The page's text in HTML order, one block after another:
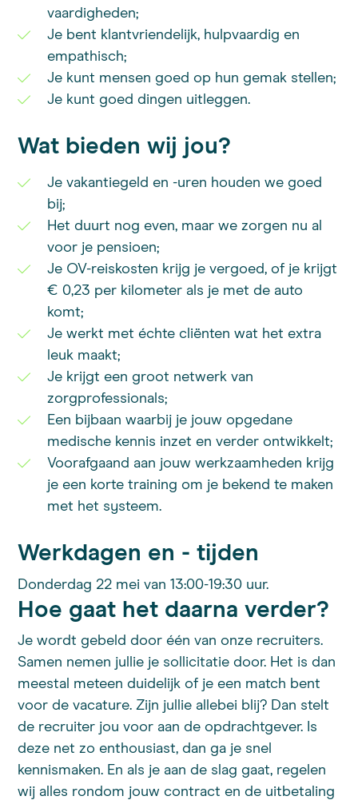
vaardigheden;
Je bent klantvriendelijk, hulpvaardig en
empathisch;
Je kunt mensen goed op hun gemak stellen;
Je kunt goed dingen uitleggen.
Wat bieden wij jou?
Je vakantiegeld en -uren houden we goed
bij;
Het duurt nog even, maar we zorgen nu al
voor je pensioen;
Je OV-reiskosten krijg je vergoed, of je krijgt
€ 0,23 per kilometer als je met de auto
komt;
Je werkt met échte cliënten wat het extra
leuk maakt;
Je krijgt een groot netwerk van
zorgprofessionals;
Een bijbaan waarbij je jouw opgedane
medische kennis inzet en verder ontwikkelt;
Voorafgaand aan jouw werkzaamheden krijg
je een korte training om je bekend te maken
met het systeem.
Werkdagen en - tijden
Donderdag 22 mei van 13:00-19:30 uur.
Hoe gaat het daarna verder?
Je wordt gebeld door één van onze recruiters.
Samen nemen jullie je sollicitatie door. Het is dan
meestal meteen duidelijk of je een match bent
voor de vacature. Zijn jullie allebei blij? Dan stelt
de recruiter jou voor aan de opdrachtgever. Is
deze net zo enthousiast, dan ga je snel
kennismaken. En als je aan de slag gaat, regelen
wij alles rondom jouw contract en de uitbetaling